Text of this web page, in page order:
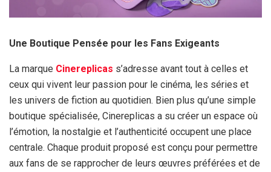
Une Boutique Pensée pour les Fans Exigeants
La marque Cinereplicas s’adresse avant tout à celles et
ceux qui vivent leur passion pour le cinéma, les séries et
les univers de fiction au quotidien. Bien plus qu’une simple
boutique spécialisée, Cinereplicas a su créer un espace où
l’émotion, la nostalgie et l’authenticité occupent une place
centrale. Chaque produit proposé est conçu pour permettre
aux fans de se rapprocher de leurs œuvres préférées et de